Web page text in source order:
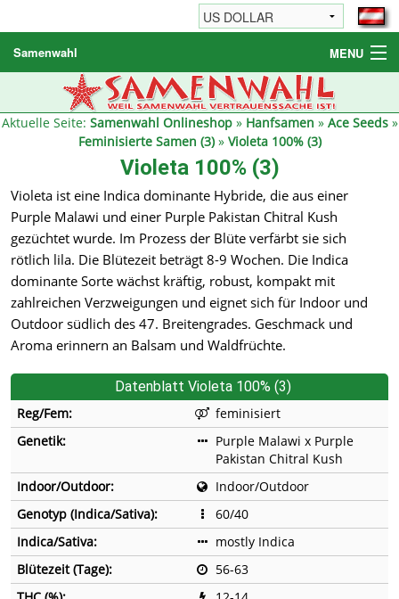
Samenwahl MENU
Hanfsamen
Weitere Produkte
Reseller
Aktuelle Seite: Samenwahl Onlineshop» Hanfsamen » Ace Seeds»
Feminisierte Samen (3)» Violeta 100% (3)
Violeta 100% (3)
Violeta ist eine Indica dominante Hybride, die aus einer
Purple Malawi und einer Purple Pakistan Chitral Kush
gezüchtet wurde. Im Prozess der Blüte verfärbt sie sich
rötlich lila. Die Blütezeit beträgt 8-9 Wochen. Die Indica
dominante Sorte wächst kräftig, robust, kompakt mit
zahlreichen Verzweigungen und eignet sich für Indoor und
Outdoor südlich des 47. Breitengrades. Geschmack und
Aroma erinnern an Balsam und Waldfrüchte.
Datenblatt Violeta 100% (3)
Reg/Fem:
feminisiert
Genetik:
Purple Malawi x Purple
Pakistan Chitral Kush
Indoor/Outdoor:
Indoor/Outdoor
Genotyp (Indica/Sativa):
60/40
Indica/Sativa:
mostly Indica
Blütezeit (Tage):
56-63